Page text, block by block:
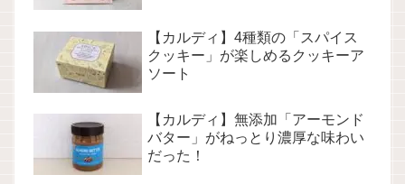
【カルディ】4種類の「スパイス
クッキー」が楽しめるクッキーア
ソート
【カルディ】無添加「アーモンド
バター」がねっとり濃厚な味わい
だった！